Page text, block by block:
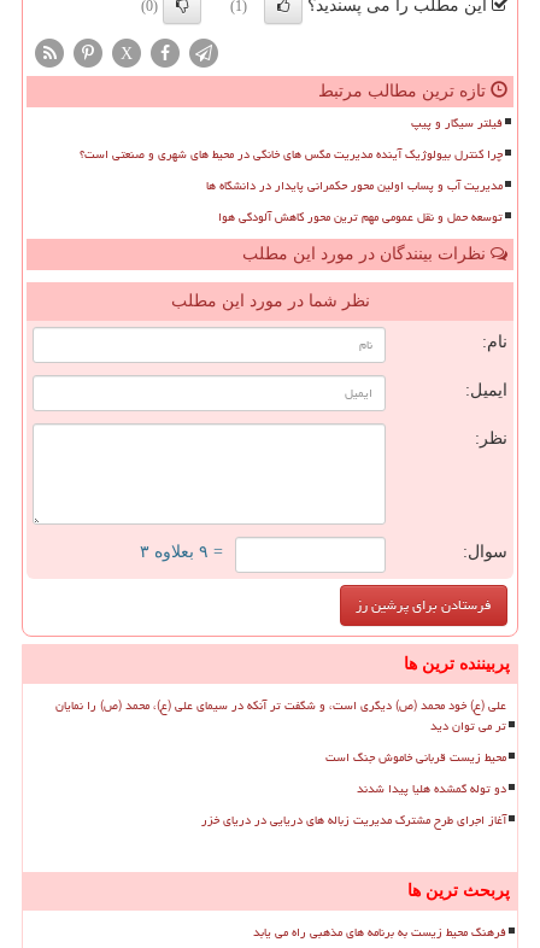
این مطلب را می پسندید؟ (1)
(0)
X
تازه ترین مطالب مرتبط
فیلتر سیگار و پیپ
چرا کنترل بیولوژیک آینده مدیریت مگس های خانگی در محیط های شهری و صنعتی است؟
مدیریت آب و پساب اولین محور حکمرانی پایدار در دانشگاه ها
توسعه حمل و نقل عمومی مهم ترین محور کاهش آلودگی هوا
نظرات بینندگان در مورد این مطلب
نظر شما در مورد این مطلب
نام:
ایمیل:
نظر:
سوال: = ۹ بعلاوه ۳
پربیننده ترین ها
علی (ع) خود محمد (ص) دیگری است، و شگفت تر آنکه در سیمای علی (ع)، محمد (ص) را نمایان
تر می توان دید
محیط زیست قربانی خاموش جنگ است
دو توله گمشده هلیا پیدا شدند
آغاز اجرای طرح مشترک مدیریت زباله های دریایی در دریای خزر
پربحث ترین ها
فرهنگ محیط زیست به برنامه های مذهبی راه می یابد